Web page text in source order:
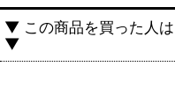
▼ この商品を買った人
▼